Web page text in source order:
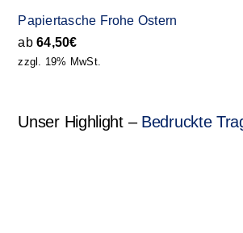
Papiertasche Frohe Ostern
ab64,50€
zzgl. 19% MwSt.
Unser Highlight – Bedruckte